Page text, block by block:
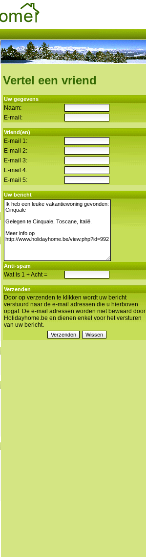
Vertel een vriend
Uw gegevens
Naam:
E-mail:
Vriend(en)
E-mail 1:
E-mail 2:
E-mail 3:
E-mail 4:
E-mail 5:
Uw bericht
Anti-spam
Wat is 1 + Acht =
Verzenden
Door op verzenden te klikken wordt uw bericht
verstuurd naar de e-mail adressen die u hierboven
opgaf. De e-mail adressen worden niet bewaard door
Holidayhome.be en dienen enkel voor het versturen
van uw bericht.